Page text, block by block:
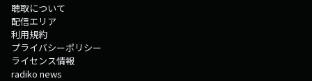
聴取について
配信エリア
利用規約
プライバシーポリシー
ライセンス情報
radiko news